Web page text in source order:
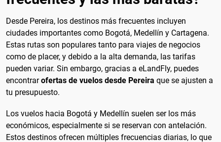
Desde Pereira, los destinos más frecuentes incluyen
ciudades importantes como Bogotá, Medellín y Cartagena.
Estas rutas son populares tanto para viajes de negocios
como de placer, y debido a la alta demanda, las tarifas
pueden variar. Sin embargo, gracias a eLandFly, puedes
encontrarofertas de vuelos desde Pereira que se ajusten a
tu presupuesto.
Los vuelos hacia Bogotá y Medellín suelen ser los más
económicos, especialmente si se reservan con antelación.
Estos destinos ofrecen múltiples frecuencias diarias, lo que